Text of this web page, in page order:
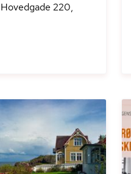
220,